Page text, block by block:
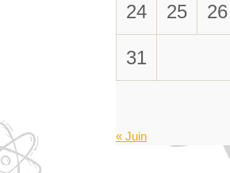
24 25 26
31
« Juin